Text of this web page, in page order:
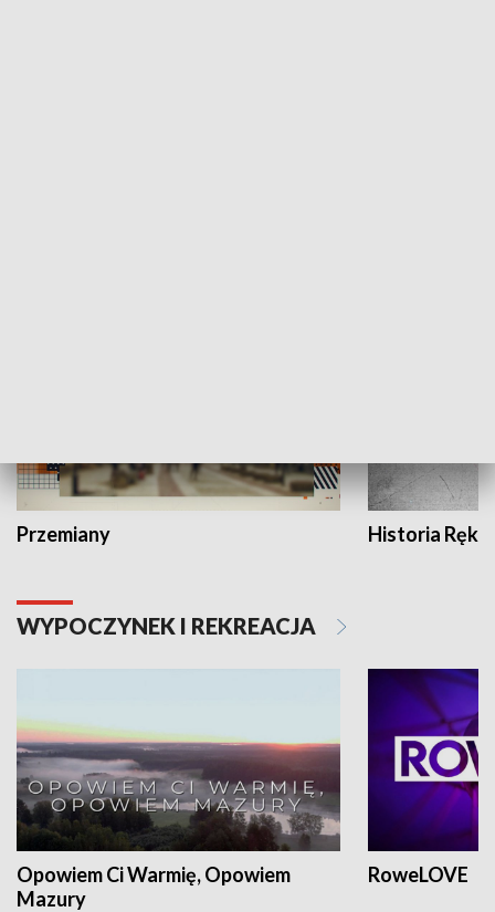
Przemiany Historia Ręką
WYPOCZYNEK I REKREACJA
Opowiem Ci Warmię, Opowiem
Mazury
RoweLOVE